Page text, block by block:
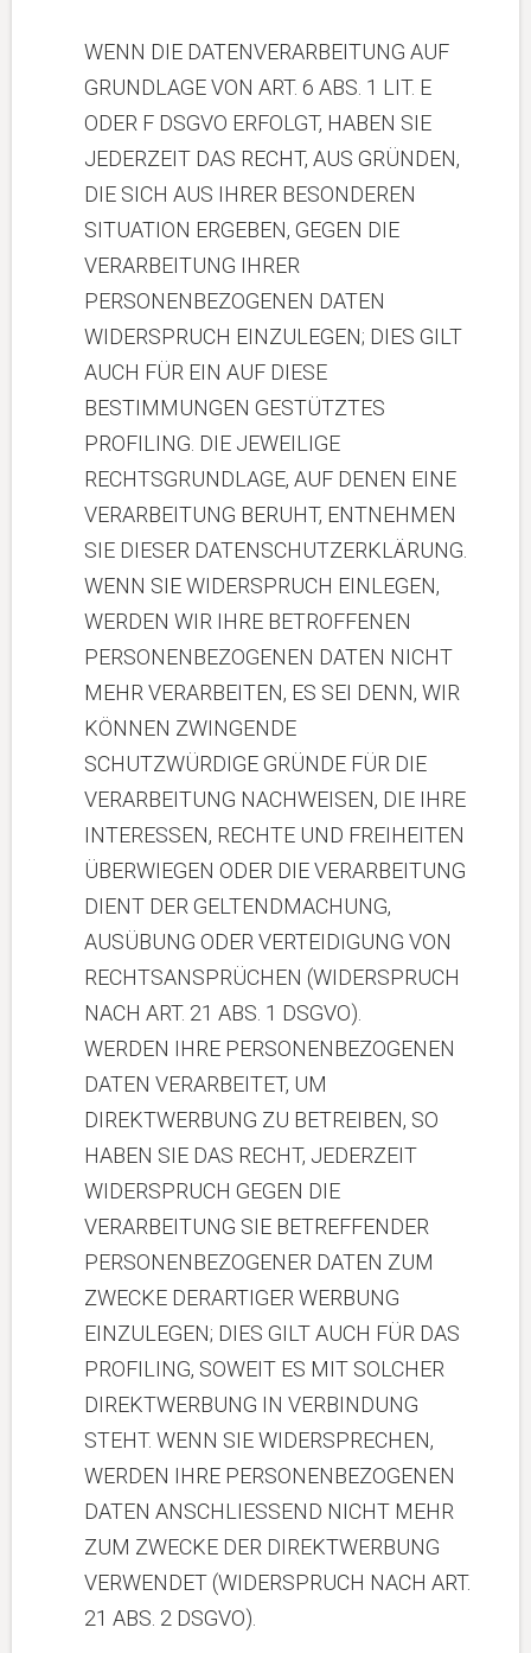
WENN DIE DATENVERARBEITUNG AUF
GRUNDLAGE VON ART. 6 ABS. 1 LIT. E
ODER F DSGVO ERFOLGT, HABEN SIE
JEDERZEIT DAS RECHT, AUS GRÜNDEN,
DIE SICH AUS IHRER BESONDEREN
SITUATION ERGEBEN, GEGEN DIE
VERARBEITUNG IHRER
PERSONENBEZOGENEN DATEN
WIDERSPRUCH EINZULEGEN; DIES GILT
AUCH FÜR EIN AUF DIESE
BESTIMMUNGEN GESTÜTZTES
PROFILING. DIE JEWEILIGE
RECHTSGRUNDLAGE, AUF DENEN EINE
VERARBEITUNG BERUHT, ENTNEHMEN
SIE DIESER DATENSCHUTZERKLÄRUNG.
WENN SIE WIDERSPRUCH EINLEGEN,
WERDEN WIR IHRE BETROFFENEN
PERSONENBEZOGENEN DATEN NICHT
MEHR VERARBEITEN, ES SEI DENN, WIR
KÖNNEN ZWINGENDE
SCHUTZWÜRDIGE GRÜNDE FÜR DIE
VERARBEITUNG NACHWEISEN, DIE IHRE
INTERESSEN, RECHTE UND FREIHEITEN
ÜBERWIEGEN ODER DIE VERARBEITUNG
DIENT DER GELTENDMACHUNG,
AUSÜBUNG ODER VERTEIDIGUNG VON
RECHTSANSPRÜCHEN (WIDERSPRUCH
NACH ART. 21 ABS. 1 DSGVO).
WERDEN IHRE PERSONENBEZOGENEN
DATEN VERARBEITET, UM
DIREKTWERBUNG ZU BETREIBEN, SO
HABEN SIE DAS RECHT, JEDERZEIT
WIDERSPRUCH GEGEN DIE
VERARBEITUNG SIE BETREFFENDER
PERSONENBEZOGENER DATEN ZUM
ZWECKE DERARTIGER WERBUNG
EINZULEGEN; DIES GILT AUCH FÜR DAS
PROFILING, SOWEIT ES MIT SOLCHER
DIREKTWERBUNG IN VERBINDUNG
STEHT. WENN SIE WIDERSPRECHEN,
WERDEN IHRE PERSONENBEZOGENEN
DATEN ANSCHLIESSEND NICHT MEHR
ZUM ZWECKE DER DIREKTWERBUNG
VERWENDET (WIDERSPRUCH NACH ART.
21 ABS. 2 DSGVO).